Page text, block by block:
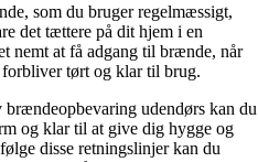
som du bruger regelmæssigt,
det tættere på dit hjem i en
nemt at få adgang til brænde, når
forbliver tørt og klar til brug.
udendørs kan du
og klar til at give dig hygge og
disse retningslinjer kan du